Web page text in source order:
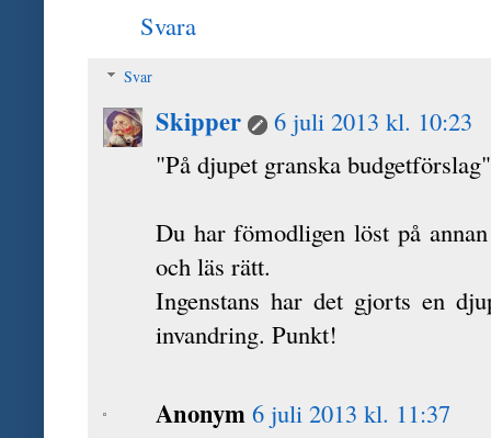
Svara
Svar
Skipper
6 juli 2013 kl. 10:23
"På djupet granska
Du har fömodligen löst på
och läs rätt.
Ingenstans har det gjorts en
invandring. Punkt!
Anonym 6 juli 2013 kl. 11:37